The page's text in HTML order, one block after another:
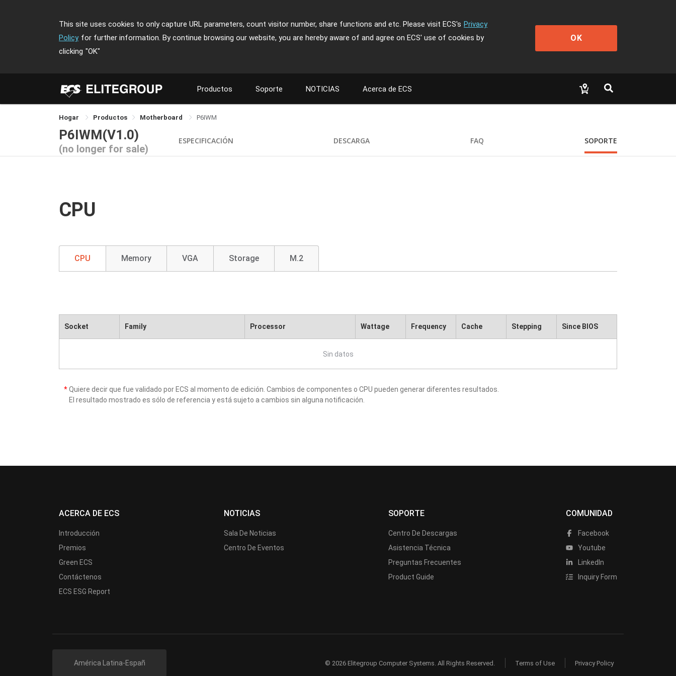
This site uses cookies to only capture URL parameters, count visitor number, share functions and etc. Please visit ECS's Privacy
Policy for further information. By continue browsing our website, you are hereby aware of and agree on ECS' use of cookies by
clicking "OK"
OK
Productos Soporte NOTICIAS Acerca de ECS
Hogar Productos Motherboard P6IWM
P6IWM(V1.0)
(no longer for sale)
ESPECIFICACIÓN DESCARGA FAQ SOPORTE
CPU
CPU Memory VGA Storage M.2
Socket Family Processor Wattage Frequency Cache Stepping Since BIOS
Sin datos
*Quiere decir que fue validado por ECS al momento de edición. Cambios de componentes o CPU pueden generar diferentes resultados.
El resultado mostrado es sólo de referencia y está sujeto a cambios sin alguna notificación.
ACERCA DE ECS
Introducción
Premios
Green ECS
Contáctenos
ECS ESG Report
NOTICIAS
Sala De Noticias
Centro De Eventos
SOPORTE
Centro De Descargas
Asistencia Técnica
Preguntas Frecuentes
Product Guide
COMUNIDAD
Facebook
Youtube
LinkedIn
Inquiry Form
América Latina-Españ © 2026 Elitegroup Computer Systems. All Rights Reserved. Terms of Use Privacy Policy